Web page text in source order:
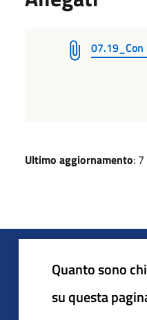
07.19_Con
Ultimo aggiornamento:
Quanto sono
su questa